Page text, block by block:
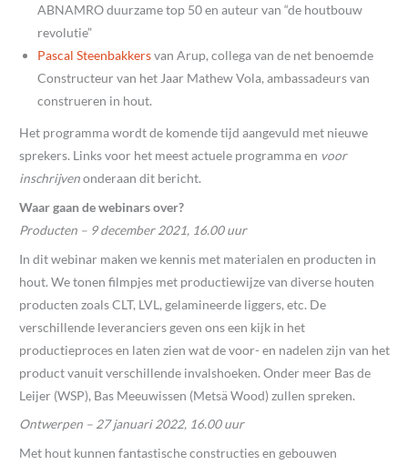
ABNAMRO duurzame top 50 en auteur van “de houtbouw
revolutie”
Pascal Steenbakkersvan Arup, collega van de net benoemde
Constructeur van het Jaar Mathew Vola, ambassadeurs van
construeren in hout.
Het programma wordt de komende tijd aangevuld met nieuwe
sprekers. Links voor het meest actuele programma en voor
inschrijvenonderaan dit bericht.
Waar gaan de webinars over?
Producten – 9 december 2021, 16.00 uur
In dit webinar maken we kennis met materialen en producten in
hout. We tonen filmpjes met productiewijze van diverse houten
producten zoals CLT, LVL, gelamineerde liggers, etc. De
verschillende leveranciers geven ons een kijk in het
productieproces en laten zien wat de voor- en nadelen zijn van het
product vanuit verschillende invalshoeken. Onder meer Bas de
Leijer (WSP), Bas Meeuwissen (Metsä Wood) zullen spreken.
Ontwerpen – 27 januari 2022, 16.00 uur
Met hout kunnen fantastische constructies en gebouwen